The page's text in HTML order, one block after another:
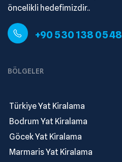
öncelikli hedefimizdir..
+90 530 138 05 48
BÖLGELER
Türkiye Yat Kiralama
Bodrum Yat Kiralama
Göcek Yat Kiralama
Marmaris Yat Kiralama